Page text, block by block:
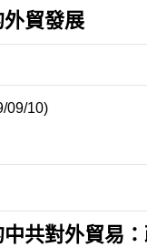
貿發展
09/10)
共對外貿易